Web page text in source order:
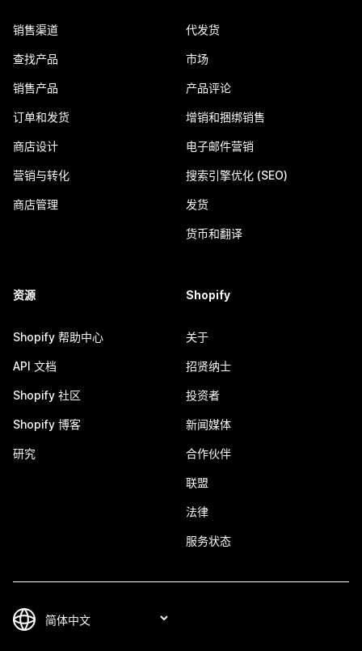
销售渠道
查找产品
销售产品
订单和发货
商店设计
营销与转化
商店管理
代发货
市场
产品评论
增销和捆绑销售
电子邮件营销
搜索引擎优化 (SEO)
发货
货币和翻译
资源
Shopify 帮助中心
API 文档
Shopify 社区
Shopify 博客
研究
Shopify
关于
招贤纳士
投资者
新闻媒体
合作伙伴
联盟
法律
服务状态